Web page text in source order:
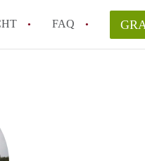
FAQ
DenHaag?
te reageren op een Appartement
van Appartement-